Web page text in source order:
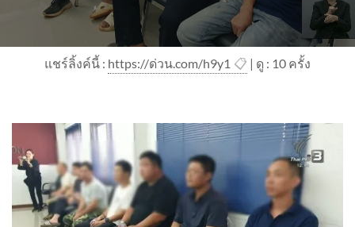
แชร์ลิ้งค์นี้ : https://ด่วน.com/h9y1 📋 | ดู : 10 ครั้ง